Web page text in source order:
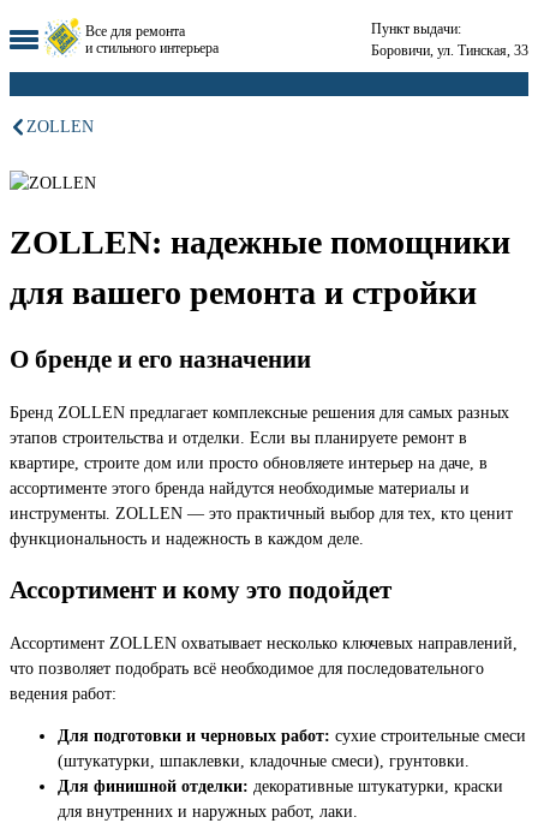
Все для ремонта
и стильного интерьера
Пункт выдачи:
Боровичи, ул. Тинская, 33
ZOLLEN
ZOLLEN: надежные помощники
для вашего ремонта и стройки
О бренде и его назначении
Бренд ZOLLEN предлагает комплексные решения для самых разных
этапов строительства и отделки. Если вы планируете ремонт в
квартире, строите дом или просто обновляете интерьер на даче, в
ассортименте этого бренда найдутся необходимые материалы и
инструменты. ZOLLEN — это практичный выбор для тех, кто ценит
функциональность и надежность в каждом деле.
Ассортимент и кому это подойдет
Ассортимент ZOLLEN охватывает несколько ключевых направлений,
что позволяет подобрать всё необходимое для последовательного
ведения работ:
Для подготовки и черновых работ: сухие строительные смеси
(штукатурки, шпаклевки, кладочные смеси), грунтовки.
Для финишной отделки: декоративные штукатурки, краски
для внутренних и наружных работ, лаки.